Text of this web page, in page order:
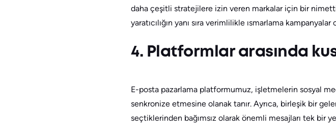
daha çeşitli stratejilere izin veren markalar için bir
yaratıcılığın yanı sıra verimlilikle ısmarlama
4. Platformlar arasında
E-posta pazarlama platformumuz, işletmelerin sosyal
senkronize etmesine olanak tanır. Ayrıca, birleşik bir
seçtiklerinden bağımsız olarak önemli mesajları tek bir